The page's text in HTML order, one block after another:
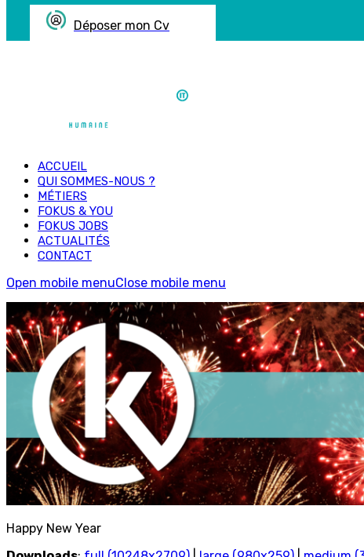
Déposer mon Cv
ACCUEIL
QUI SOMMES-NOUS ?
MÉTIERS
FOKUS & YOU
FOKUS JOBS
ACTUALITÉS
CONTACT
Open mobile menuClose mobile menu
Happy New Year